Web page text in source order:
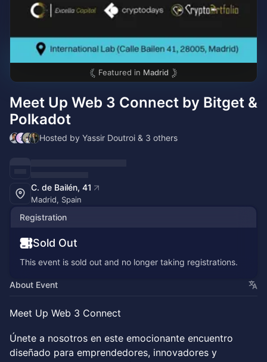
Featured in Madrid
Meet Up Web 3 Connect by Bitget &
Polkadot
Hosted by Yassir Doutroi & 3 others
C. de Bailén, 41
Madrid, Spain
Registration
Sold Out
This event is sold out and no longer taking registrations.
About Event
Meet Up Web 3 Connect
Únete a nosotros en este emocionante encuentro
diseñado para emprendedores, innovadores y